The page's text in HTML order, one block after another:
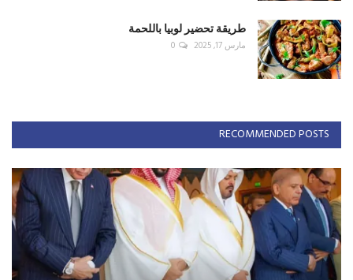
طريقة تحضير لوبيا باللحمة
مارس 17, 2025 0
RECOMMENDED POSTS